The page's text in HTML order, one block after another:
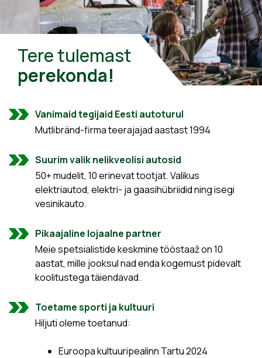
Tere tulemast
perekonda!
Vanimaid tegijaid Eesti autoturul
Mutlibränd-firma teerajajad aastast 1994
Suurim valik nelikveolisi autosid
50+ mudelit, 10 erinevat tootjat. Valikus
elektriautod, elektri- ja gaasihübriidid ning isegi
vesinikauto.
Pikaajaline lojaalne partner
Meie spetsialistide keskmine tööstaaž on 10
aastat, mille jooksul nad enda kogemust pidevalt
koolitustega täiendavad.
Toetame sporti ja kultuuri
Hiljuti oleme toetanud:
Euroopa kultuuripealinn Tartu 2024